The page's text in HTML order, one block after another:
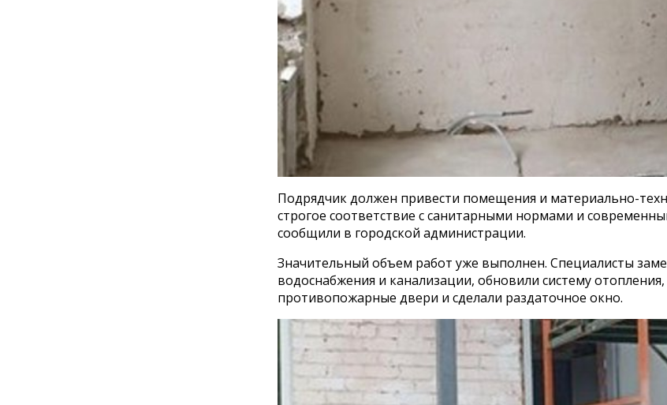
Подрядчик должен привести помещения и материально-
строгое соответствие с санитарными нормами и
сообщили в городской администрации.
Значительный объем работ уже выполнен. Специалисты
водоснабжения и канализации, обновили систему
противопожарные двери и сделали раздаточное окно.